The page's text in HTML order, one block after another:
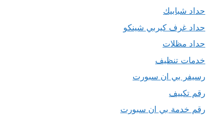
حداد شبابيك
حداد غرف كيربي شينكو
حداد مظلات
خدمات تنظيف
رسيفر بي ان سبورت
رقم تكييف
رقم خدمة بي ان سبورت